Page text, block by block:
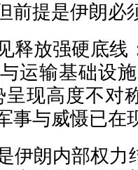
前提是伊朗必
释放强硬底线
运输基础设
呈现高度不对
事与威慑已在
伊朗内部权力